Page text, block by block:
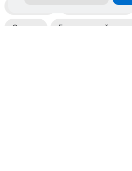
Пункты выдачи
Оплата Безналичный расчет